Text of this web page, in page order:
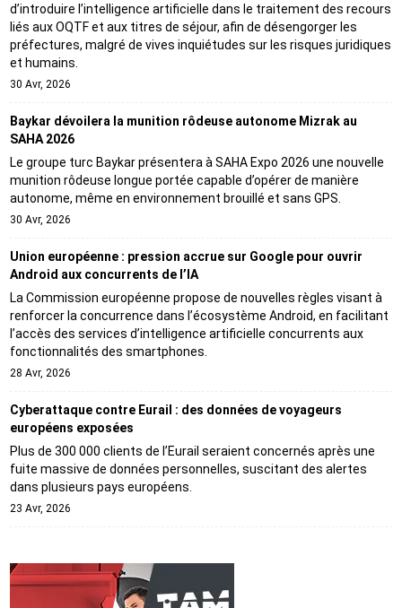
d’introduire l’intelligence artificielle dans le traitement des recours
liés aux OQTF et aux titres de séjour, afin de désengorger les
préfectures, malgré de vives inquiétudes sur les risques juridiques
et humains.
30 Avr, 2026
Baykar dévoilera la munition rôdeuse autonome Mizrak au
SAHA 2026
Le groupe turc Baykar présentera à SAHA Expo 2026 une nouvelle
munition rôdeuse longue portée capable d’opérer de manière
autonome, même en environnement brouillé et sans GPS.
30 Avr, 2026
Union européenne : pression accrue sur Google pour ouvrir
Android aux concurrents de l’IA
La Commission européenne propose de nouvelles règles visant à
renforcer la concurrence dans l’écosystème Android, en facilitant
l’accès des services d’intelligence artificielle concurrents aux
fonctionnalités des smartphones.
28 Avr, 2026
Cyberattaque contre Eurail : des données de voyageurs
européens exposées
Plus de 300 000 clients de l’Eurail seraient concernés après une
fuite massive de données personnelles, suscitant des alertes
dans plusieurs pays européens.
23 Avr, 2026